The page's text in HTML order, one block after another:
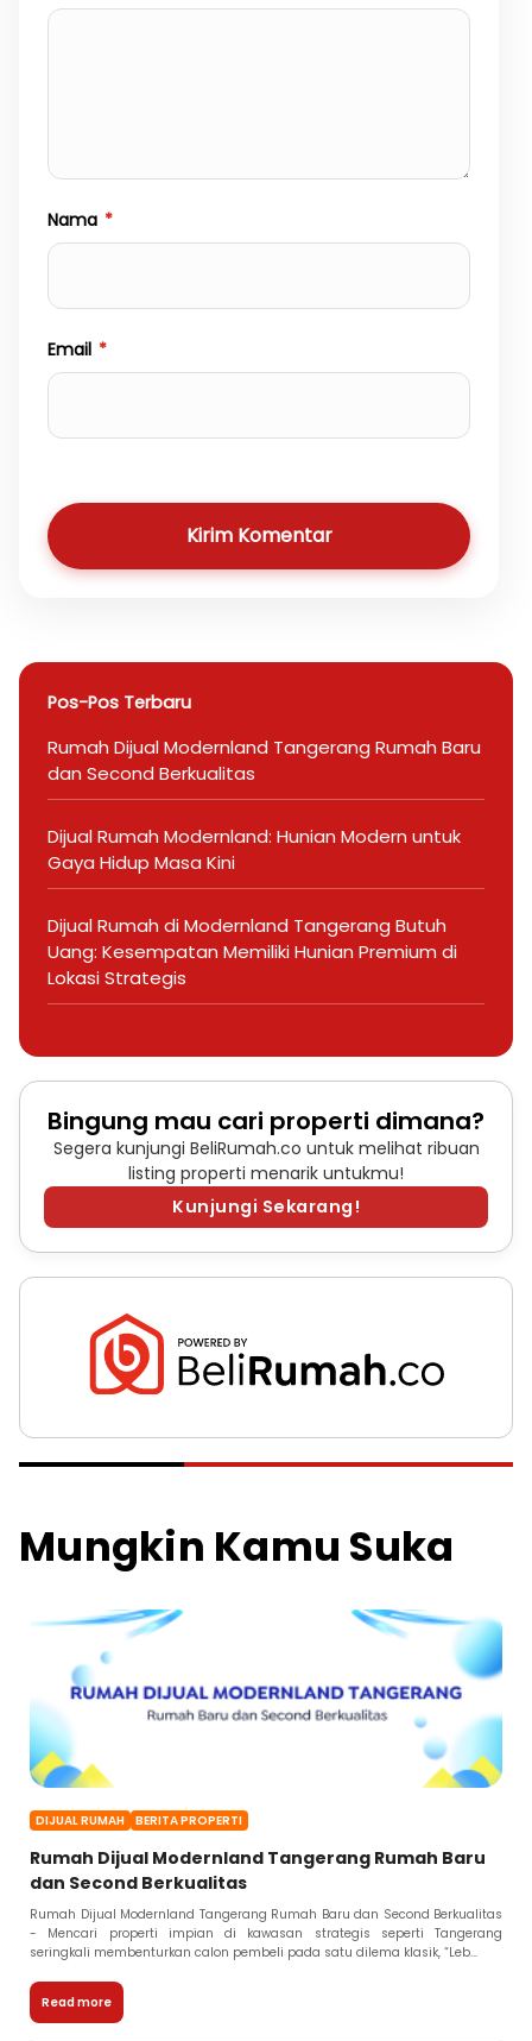
Nama *
Email *
Kirim Komentar
Pos-Pos Terbaru
Rumah Dijual Modernland Tangerang Rumah Baru
dan Second Berkualitas
Dijual Rumah Modernland: Hunian Modern untuk
Gaya Hidup Masa Kini
Dijual Rumah di Modernland Tangerang Butuh
Uang: Kesempatan Memiliki Hunian Premium di
Lokasi Strategis
Bingung mau cari properti dimana?
Segera kunjungi BeliRumah.co untuk melihat ribuan
listing properti menarik untukmu!
Kunjungi Sekarang!
Mungkin Kamu Suka
DIJUAL RUMAH BERITA PROPERTI
Rumah Dijual Modernland Tangerang Rumah Baru
dan Second Berkualitas
Rumah Dijual Modernland Tangerang Rumah Baru dan Second Berkualitas
- Mencari properti impian di kawasan strategis seperti Tangerang
seringkali membenturkan calon pembeli pada satu dilema klasik, “Leb...
Read more